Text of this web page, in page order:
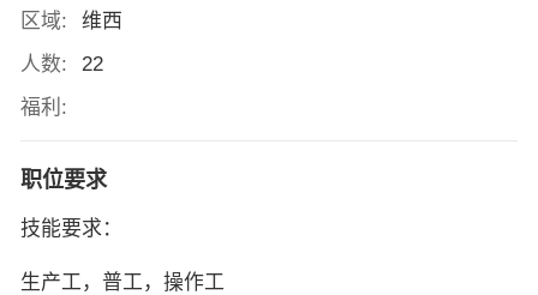
区域:
维西
人数:
22
福利:
职位要求
技能要求：
生产工，普工，操作工